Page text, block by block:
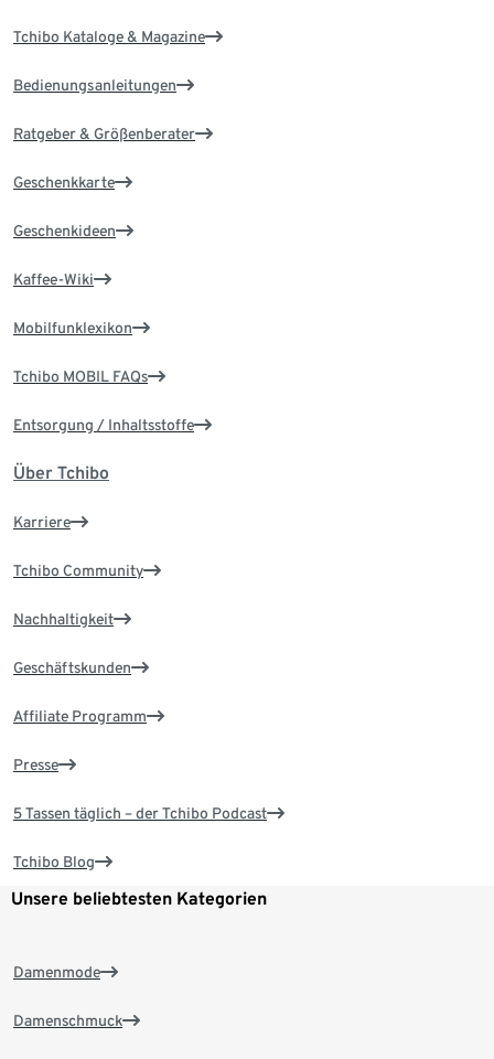
Tchibo Kataloge & Magazine
Bedienungsanleitungen
Ratgeber & Größenberater
Geschenkkarte
Geschenkideen
Kaffee-Wiki
Mobilfunklexikon
Tchibo MOBIL FAQs
Entsorgung / Inhaltsstoffe
Über Tchibo
Karriere
Tchibo Community
Nachhaltigkeit
Geschäftskunden
Affiliate Programm
Presse
5 Tassen täglich – der Tchibo Podcast
Tchibo Blog
Unsere beliebtesten Kategorien
Damenmode
Damenschmuck